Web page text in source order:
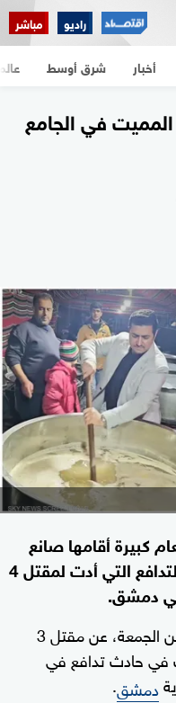
راديو مباشر
أخبار شرق أوسط
المميت في الجامع
كبيرة أقامها صانع
محتوى سوري، كانت وراء كارثة التدافع التي أدت لمقتل 4
دمشق.
وكان الدفاع المدني السوري، قد أعلن الجمعة، عن مقتل 3
حادث تدافع في
دمشق.